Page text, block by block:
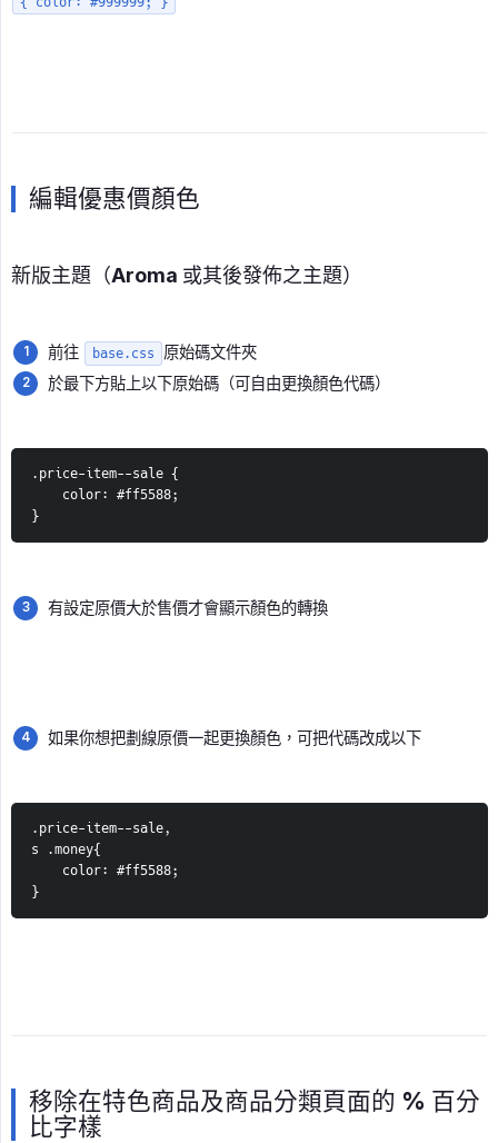
編輯優惠價顏色
新版主題（Aroma 或其後發佈之主題）
前往 base.css
原始碼文件夾
於最下方貼上以下原始碼（可自由更換顏色代碼）
.price-item--sale {
    color: #ff5588;
}
有設定原價大於售價才會顯示顏色的轉換
如果你想把劃線原價一起更換顏色，可把代碼改成以下
.price-item--sale,
s .money{
    color: #ff5588;
}
移除在特色商品及商品分類頁面的 % 百分
比字樣